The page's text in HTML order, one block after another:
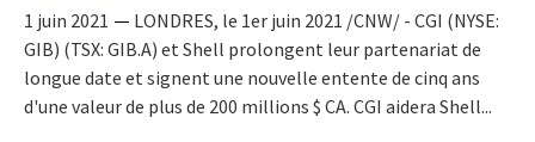
1 juin 2021
LONDRES, le 1er juin 2021 /CNW/ - CGI (NYSE:
GIB) (TSX: GIB.A) et Shell prolongent leur partenariat de
longue date et signent une nouvelle entente de cinq ans
d'une valeur de plus de 200 millions $ CA. CGI aidera Shell...